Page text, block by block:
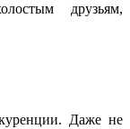
друзьям,
Даже не